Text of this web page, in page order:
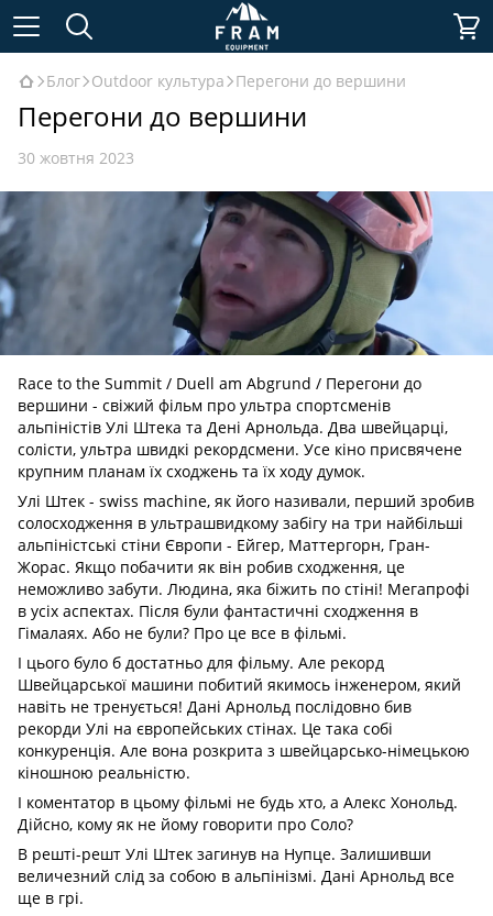
Блог Outdoor культура Перегони до вершини
Перегони до вершини
30 жовтня 2023
Race to the Summit / Duell am Abgrund / Перегони до
вершини - свіжий фільм про ультра спортсменів
альпіністів Улі Штека та Дені Арнольда. Два швейцарці,
солісти, ультра швидкі рекордсмени. Усе кіно присвячене
крупним планам їх сходжень та їх ходу думок.
Улі Штек - swiss machine, як його називали, перший зробив
солосходження в ультрашвидкому забігу на три найбільші
альпіністські стіни Європи - Ейгер, Маттергорн, Гран-
Жорас. Якщо побачити як він робив сходження, це
неможливо забути. Людина, яка біжить по стіні! Мегапрофі
в усіх аспектах. Після були фантастичні сходження в
Гімалаях. Або не були? Про це все в фільмі.
І цього було б достатньо для фільму. Але рекорд
Швейцарської машини побитий якимось інженером, який
навіть не тренується! Дані Арнольд послідовно бив
рекорди Улі на європейських стінах. Це така собі
конкуренція. Але вона розкрита з швейцарсько-німецькою
кіношною реальністю.
І коментатор в цьому фільмі не будь хто, а Алекс Хонольд.
Дійсно, кому як не йому говорити про Соло?
В решті-решт Улі Штек загинув на Нупце. Залишивши
величезний слід за собою в альпінізмі. Дані Арнольд все
ще в грі.